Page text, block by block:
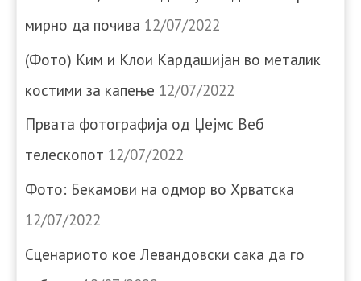
мирно да почива 12/07/2022
(Фото) Ким и Клои Кардашијан во металик
костими за капење 12/07/2022
Првата фотографија од Џејмс Веб
телескопот 12/07/2022
Фото: Бекамови на одмор во Хрватска
12/07/2022
Сценариото кое Левандовски сака да го